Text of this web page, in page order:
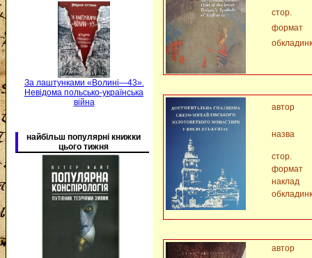
За лаштунками «Волині—43».
Невідома польсько-українська
війна
найбільш популярні книжки
цього тижня
стор.
формат
автор
назва
стор.
формат
наклад
автор